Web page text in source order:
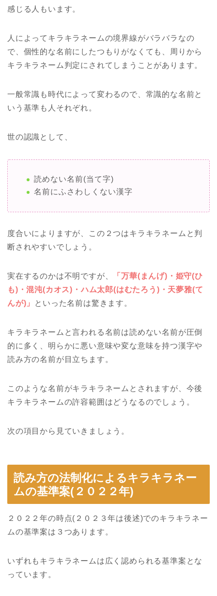
感じる人もいます。
人によってキラキラネームの境界線がバラバラなの
で、個性的な名前にしたつもりがなくても、周りから
キラキラネーム判定にされてしまうことがあります。
一般常識も時代によって変わるので、常識的な名前と
いう基準も人それぞれ。
世の認識として、
読めない名前(当て字)
名前にふさわしくない漢字
度合いによりますが、この２つはキラキラネームと判
断されやすいでしょう。
実在するのかは不明ですが、
「万華(まんげ)・姫守(ひ
も)・混沌(カオス)・ハム太郎(はむたろう)・天夢雅(て
んが)」
といった名前は驚きます。
キラキラネームと言われる名前は読めない名前が圧倒
的に多く、明らかに悪い意味や変な意味を持つ漢字や
読み方の名前が目立ちます。
このような名前がキラキラネームとされますが、今後
キラキラネームの許容範囲はどうなるのでしょう。
次の項目から見ていきましょう。
読み方の法制化によるキラキラネー
ムの基準案(２０２２年)
２０２２年の時点(２０２３年は後述)でのキラキラネー
ムの基準案は３つあります。
いずれもキラキラネームは広く認められる基準案とな
っています。